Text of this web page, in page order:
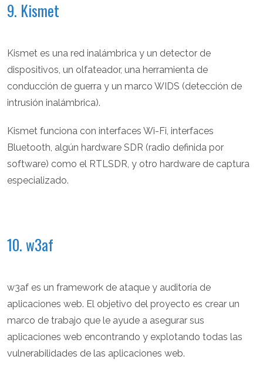
9. Kismet
Kismet es una red inalámbrica y un detector de
dispositivos, un olfateador, una herramienta de
conducción de guerra y un marco WIDS (detección de
intrusión inalámbrica).
Kismet funciona con interfaces Wi-Fi, interfaces
Bluetooth, algún hardware SDR (radio definida por
software) como el RTLSDR, y otro hardware de captura
especializado.
10. w3af
w3af es un framework de ataque y auditoría de
aplicaciones web. El objetivo del proyecto es crear un
marco de trabajo que le ayude a asegurar sus
aplicaciones web encontrando y explotando todas las
vulnerabilidades de las aplicaciones web.